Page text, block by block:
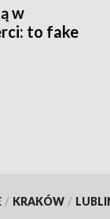
w
to fake
/ KRAKÓW /